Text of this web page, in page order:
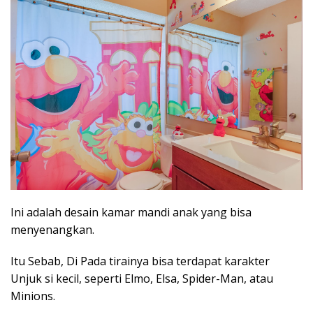
Ini adalah desain kamar mandi anak yang bisa
menyenangkan.
Itu Sebab, Di Pada tirainya bisa terdapat karakter
Unjuk si kecil, seperti Elmo, Elsa, Spider-Man, atau
Minions.